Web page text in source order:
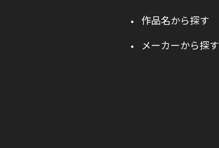
作品名から探す
メーカーから探す